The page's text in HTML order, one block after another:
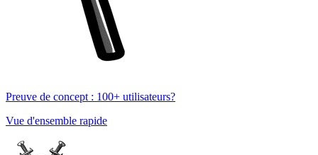
Preuve de concept : 100+ utilisateurs?
Vue d'ensemble rapide